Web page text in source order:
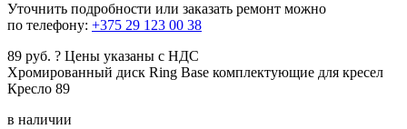
Уточнить подробности или заказать ремонт можно
по телефону: +375 29 123 00 38
89 руб. ? Цены указаны с НДС
Хромированный диск Ring Base комплектующие для кресел
Кресло 89
в наличии